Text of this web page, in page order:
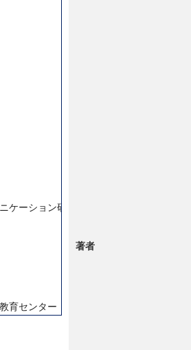
ケーション研究所
育センター
著者